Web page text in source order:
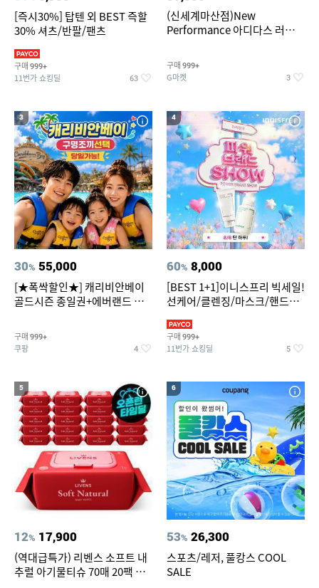
[즉시30%] 탑텐 외 BEST 즉할
30% 셔츠/반팔/팬츠
구매 999+
11번가 쇼킹딜 63
(신세계마산점)New
Performance 아디다스 러닝화
구매 999+
G마켓 3
3
30% 55,000
[★폭싹할인★] 캐리비안베이
골드시즌 종일권+에버랜드 오
구매 999+
쿠팡 4
4
60% 8,000
[BEST 1+1]이니스프리 빅세일!
선케어/클렌징/마스크/핸드크
구매 999+
11번가 쇼킹딜 5
5
12% 17,900
(역대급특가) 리벤스 소프트 내
추럴 아기물티슈 70매 20팩 캡
6
53% 26,300
스포츠/레저, 풀캉스 COOL
SALE